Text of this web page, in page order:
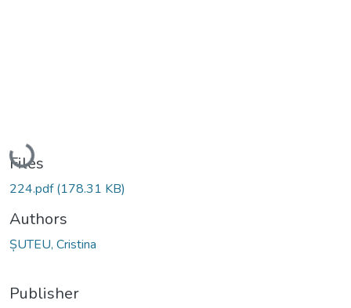
Loading...
Files
224.pdf(178.31 KB)
Authors
ȘUTEU, Cristina
Publisher